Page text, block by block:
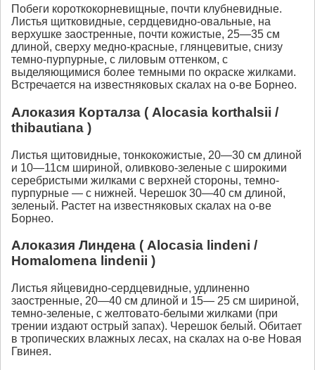
Побеги короткокорневищные, почти клубневидные.
Листья щитковидные, сердцевидно-овальные, на
верхушке заостренные, почти кожистые, 25—35 см
длиной, сверху медно-красные, глянцевитые, снизу
темно-пурпурные, с лиловым оттенком, с
выделяющимися более темными по окраске жилками.
Встречается на известняковых скалах на о-ве Борнео.
Алоказия Корталза ( Alocasia korthalsii /
thibautiana )
Листья щитовидные, тонкокожистые, 20—30 см длиной
и 10—11см шириной, оливково-зеленые с широкими
серебристыми жилками с верхней стороны, темно-
пурпурные — с нижней. Черешок 30—40 см длиной,
зеленый. Растет на известняковых скалах на о-ве
Борнео.
Алоказия Линдена ( Alocasia lindeni /
Homalomena lindenii )
Листья яйцевидно-сердцевидные, удлиненно
заостренные, 20—40 см длиной и 15— 25 см шириной,
темно-зеленые, с желтовато-белыми жилками (при
трении издают острый запах). Черешок белый. Обитает
в тропических влажных лесах, на скалах на о-ве Новая
Гвинея.